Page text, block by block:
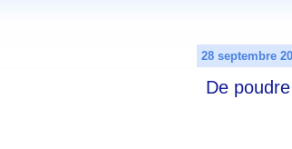
28 septembre
De